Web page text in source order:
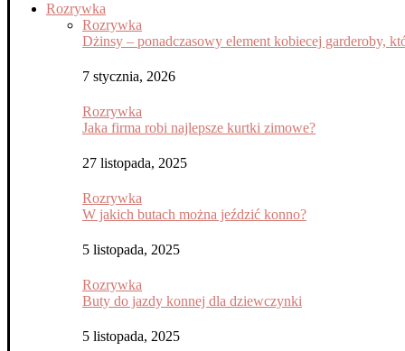
Rozrywka
Rozrywka
Dżinsy – ponadczasowy element kobiecej garderoby,
7 stycznia, 2026
Rozrywka
Jaka firma robi najlepsze kurtki zimowe?
27 listopada, 2025
Rozrywka
W jakich butach można jeździć konno?
5 listopada, 2025
Rozrywka
Buty do jazdy konnej dla dziewczynki
5 listopada, 2025